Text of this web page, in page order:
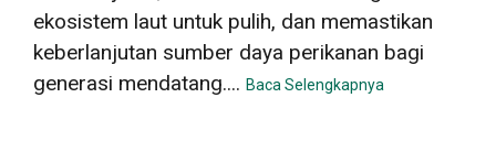
ekosistem laut untuk pulih, dan memastikan
keberlanjutan sumber daya perikanan bagi
generasi mendatang.... Baca Selengkapnya